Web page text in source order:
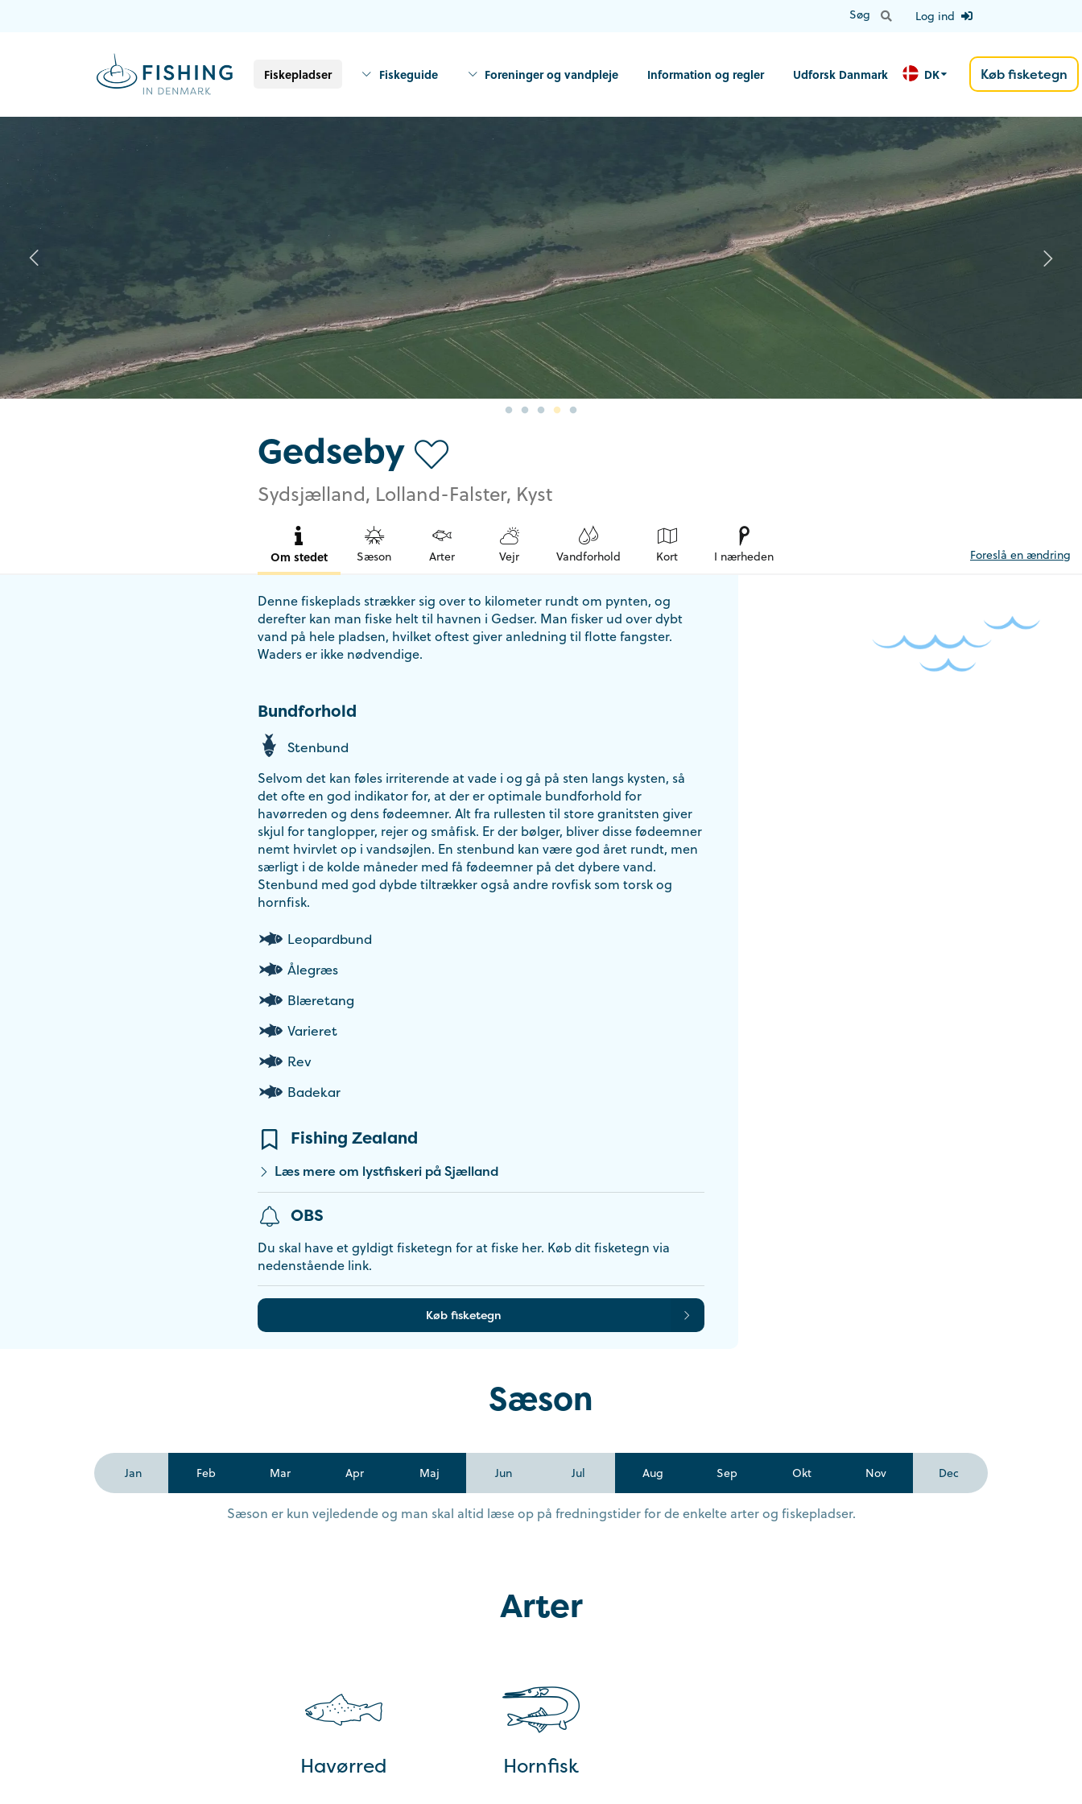
Log ind
Fiskepladser Fiskeguide Foreninger og vandpleje Information og regler Udforsk Danmark DK Køb fisketegn
Previous
Gedseby
Sydsjælland, Lolland-Falster, Kyst
Om stedet Sæson Arter Vejr Vandforhold Kort I nærheden Foreslå en ændring
Denne fiskeplads strækker sig over to kilometer rundt om pynten, og
derefter kan man fiske helt til havnen i Gedser. Man fisker ud over dybt
vand på hele pladsen, hvilket oftest giver anledning til flotte fangster.
Waders er ikke nødvendige.
Bundforhold
Stenbund
Selvom det kan føles irriterende at vade i og gå på sten langs kysten, så
det ofte en god indikator for, at der er optimale bundforhold for
havørreden og dens fødeemner. Alt fra rullesten til store granitsten giver
skjul for tanglopper, rejer og småfisk. Er der bølger, bliver disse fødeemner
nemt hvirvlet op i vandsøjlen. En stenbund kan være god året rundt, men
særligt i de kolde måneder med få fødeemner på det dybere vand.
Stenbund med god dybde tiltrækker også andre rovfisk som torsk og
hornfisk.
Leopardbund
Ålegræs
Blæretang
Varieret
Rev
Badekar
Fishing Zealand
Læs mere om lystfiskeri på Sjælland
OBS
Du skal have et gyldigt fisketegn for at fiske her. Køb dit fisketegn via
nedenstående link.
Køb fisketegn
Sæson
Jan Feb Mar Apr Maj Jun Jul Aug Sep Okt Nov Dec
Sæson er kun vejledende og man skal altid læse op på fredningstider for de enkelte arter og fiskepladser.
Arter
Havørred Hornfisk